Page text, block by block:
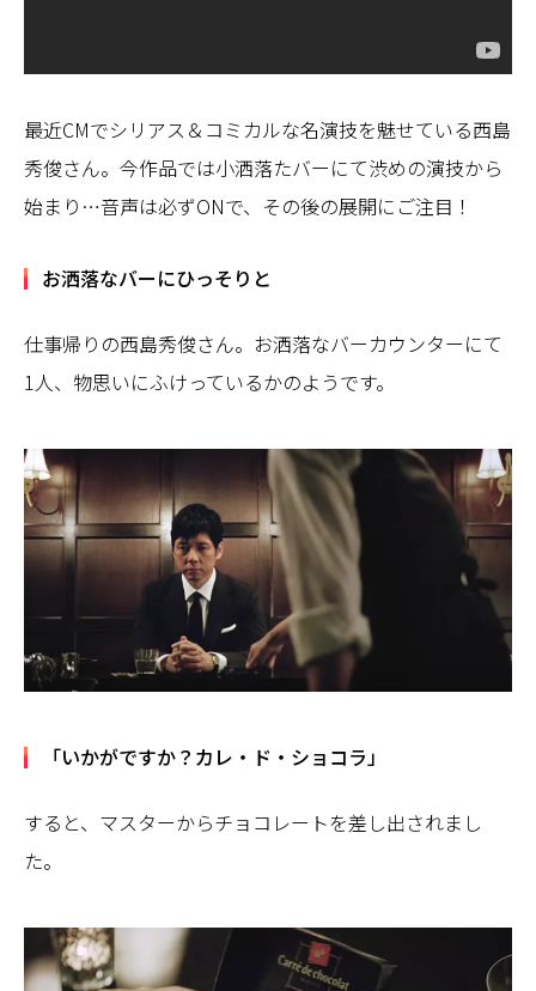
最近CMでシリアス＆コミカルな名演技を魅せている西島
秀俊さん。今作品では小洒落たバーにて渋めの演技から
始まり…音声は必ずONで、その後の展開にご注目！
お洒落なバーにひっそりと
仕事帰りの西島秀俊さん。お洒落なバーカウンターにて
1人、物思いにふけっているかのようです。
「いかがですか？カレ・ド・ショコラ」
すると、マスターからチョコレートを差し出されまし
た。